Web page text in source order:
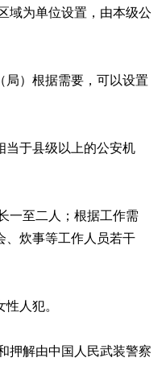
域为单位设置，由本级公
局）根据需要，可以设置
当于县级以上的公安机
一至二人；根据工作需
、炊事等工作人员若干
人犯。
押解由中国人民武装警察